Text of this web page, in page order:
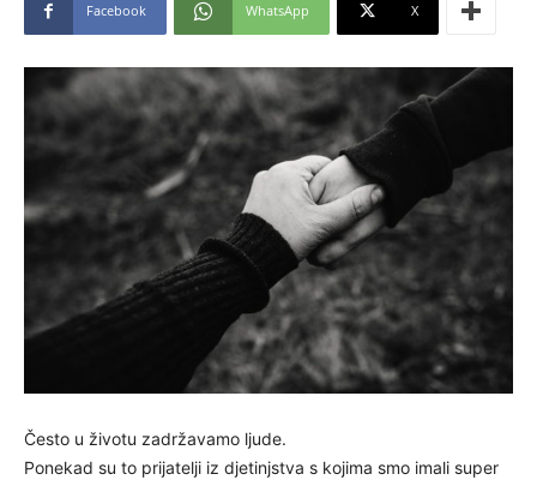
Facebook WhatsApp X
Često u životu zadržavamo ljude.
Ponekad su to prijatelji iz djetinjstva s kojima smo imali super